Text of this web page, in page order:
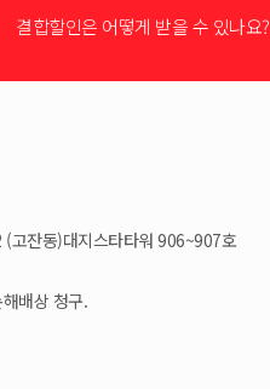
결합할인은 어떻게 받을 수 있나요?
휴대폰 일시불로 구매도 가능한가요?
고잔동)대지스타타워 906~907호
배상 청구.